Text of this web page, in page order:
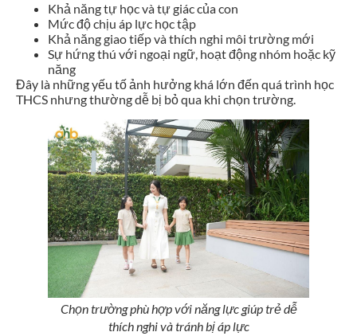
Khả năng tự học và tự giác của con
Mức độ chịu áp lực học tập
Khả năng giao tiếp và thích nghi môi trường mới
Sự hứng thú với ngoại ngữ, hoạt động nhóm hoặc kỹ
năng
Đây là những yếu tố ảnh hưởng khá lớn đến quá trình học
THCS nhưng thường dễ bị bỏ qua khi chọn trường.
Chọn trường phù hợp với năng lực giúp trẻ dễ
thích nghi và tránh bị áp lực